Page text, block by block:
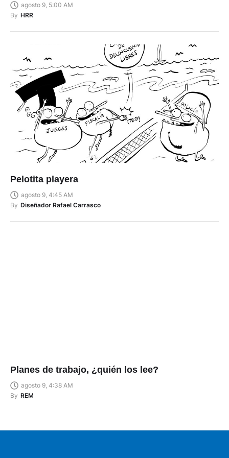
agosto 9, 5:00 AM
By HRR
Pelotita playera
agosto 9, 4:45 AM
By Diseñador Rafael Carrasco
Planes de trabajo, ¿quién los lee?
agosto 9, 4:38 AM
By REM